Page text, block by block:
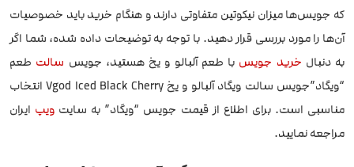
که جویس‌ها میزان نیکوتین متفاوتی دارند و هنگام خرید باید خصوصیات
آن‌ها را مورد بررسی قرار دهید. با توجه به توضیحات داده شده، شما اگر
به دنبال خرید جویس با طعم آلبالو و یخ هستید، جویس سالت طعم
“ویگاد”جویس سالت ویگاد آلبالو و یخ Vgod Iced Black Cherry انتخاب
مناسبی است. برای اطلاع از قیمت جویس “ویگاد” به سایت ویپ ایران
مراجعه نمایید.